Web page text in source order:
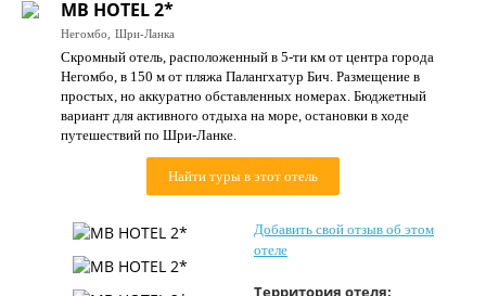
Цены дня
Страны
Как купить
MB HOTEL 2*
Негомбо, Шри-Ланка
Скромный отель, расположенный в 5-ти км от центра города
Негомбо, в 150 м от пляжа Палангхатур Бич. Размещение в
простых, но аккуратно обставленных номерах. Бюджетный
вариант для активного отдыха на море, остановки в ходе
путешествий по Шри-Ланке.
Найти туры в этот отель
Добавить свой отзыв об этом
отеле
Территория отеля: